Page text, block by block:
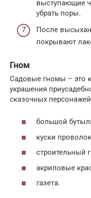
выступающие
убрать поры.
После
покрывают
Гном
Садовые гномы – это
украшения
сказочных
большой
куски
строительный
акриловые
газета.